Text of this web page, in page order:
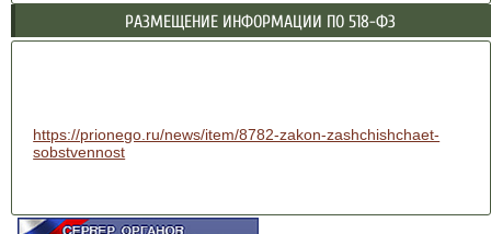
РАЗМЕЩЕНИЕ ИНФОРМАЦИИ ПО 518-ФЗ
https://prionego.ru/news/item/8782-zakon-zashchishchaet-
sobstvennost